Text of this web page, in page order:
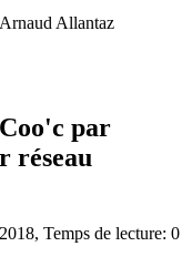
Allantaz
par
réseau
, Temps de lecture: 0